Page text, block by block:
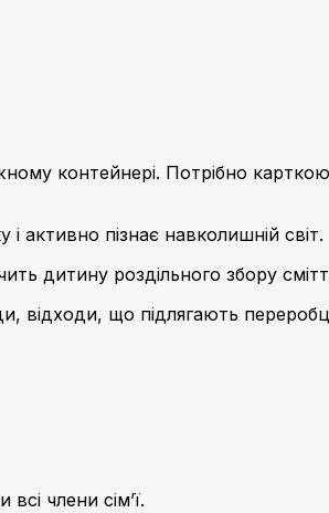
контейнері. Потрібно
активно пізнає навколишній світ.
дитину роздільного збору
відходи, що підлягають
члени сім’ї.